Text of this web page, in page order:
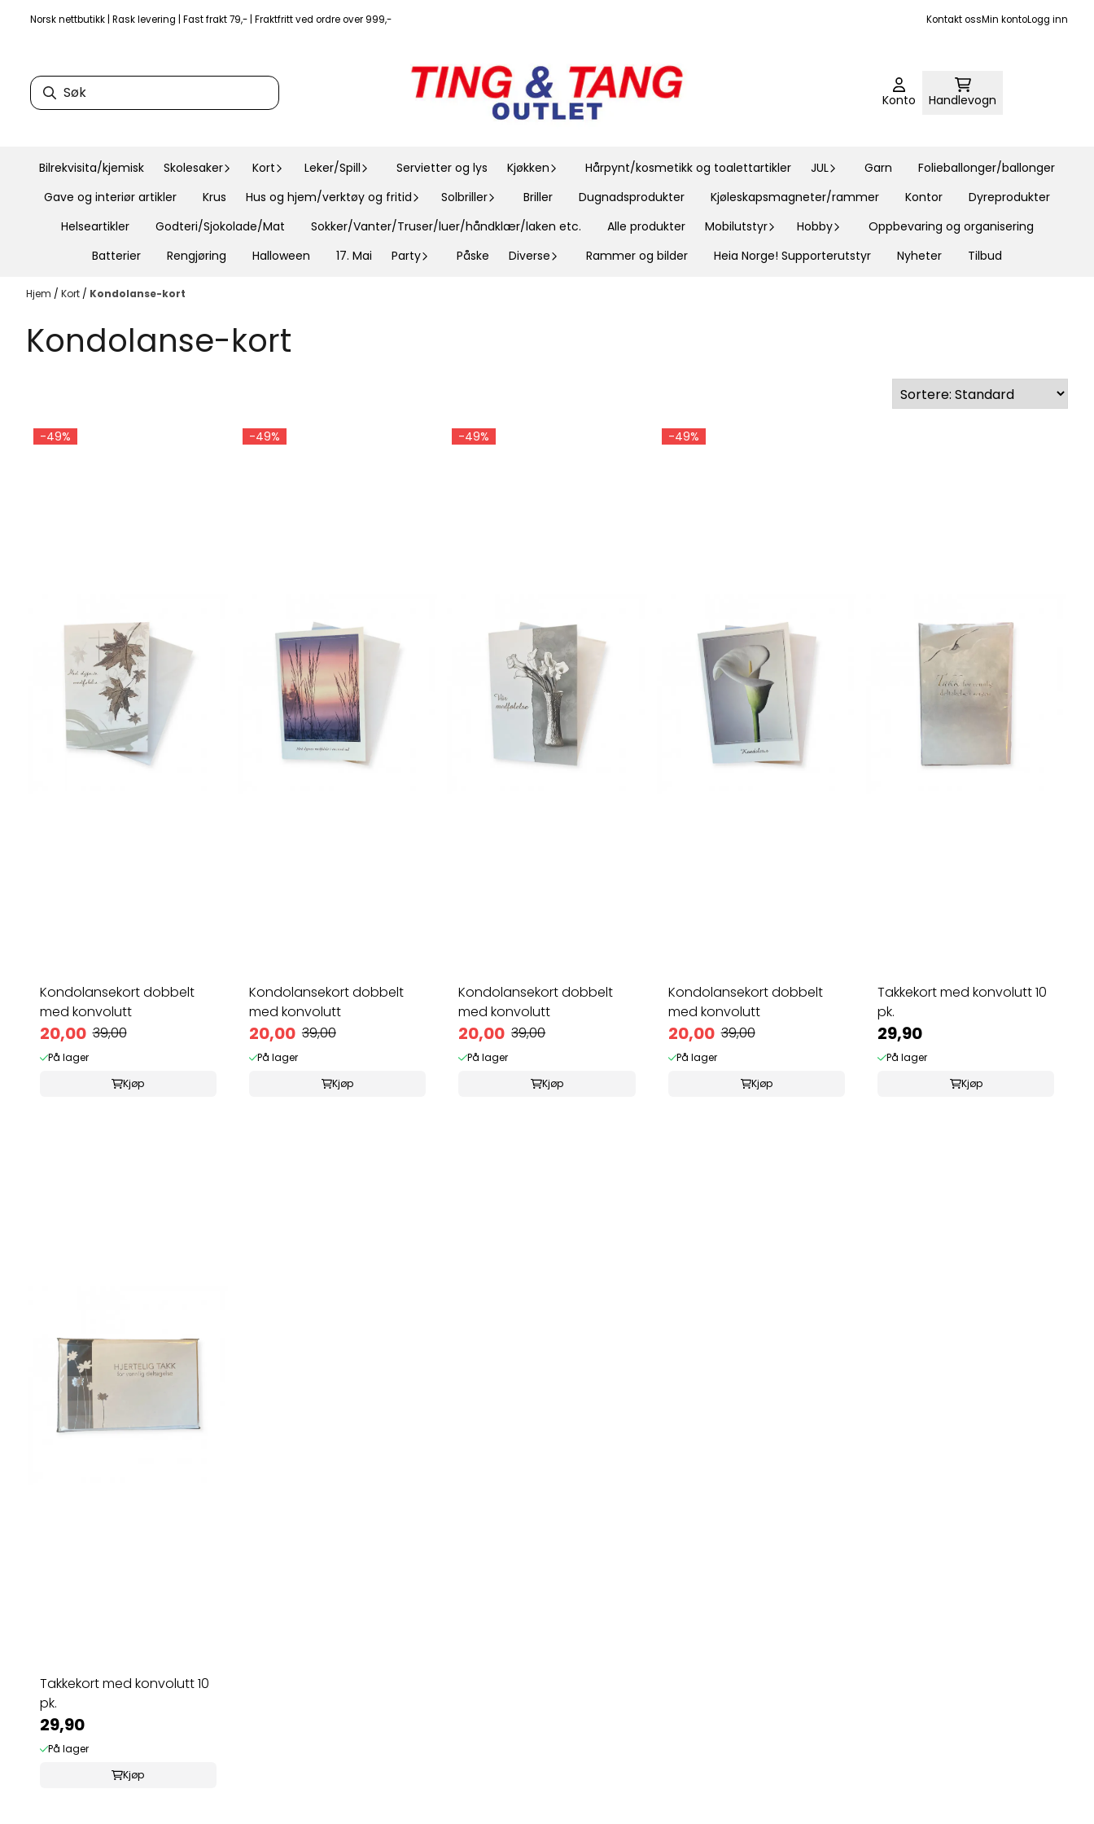
Hopp til innhold
Norsk nettbutikk | Rask levering | Fast frakt 79,- | Fraktfritt ved ordre over 999,- Kontakt ossMin kontoLogg inn
Konto Handlevogn
Bilrekvisita/kjemisk Skolesaker Kort Leker/Spill Servietter og lys Kjøkken Hårpynt/kosmetikk og toalettartikler JUL Garn
Folieballonger/ballonger
Gave og interiør artikler
Krus Hus og hjem/verktøy og fritid Solbriller Briller Dugnadsprodukter Kjøleskapsmagneter/rammer Kontor
Dyreprodukter
Helseartikler
Godteri/Sjokolade/Mat Sokker/Vanter/Truser/luer/håndklær/laken etc. Alle produkter Mobilutstyr Hobby
Oppbevaring og organisering
Batterier
Rengjøring Halloween 17. Mai Party Påske Diverse Rammer og bilder Heia Norge! Supporterutstyr Nyheter Tilbud
Hjem / Kort / Kondolanse-kort
Kondolanse-kort
-49%
Kondolansekort dobbelt
med konvolutt
20,00 39,00
På lager
Kjøp
-49%
Kondolansekort dobbelt
med konvolutt
20,00 39,00
På lager
Kjøp
-49%
Kondolansekort dobbelt
med konvolutt
20,00 39,00
På lager
Kjøp
-49%
Kondolansekort dobbelt
med konvolutt
20,00 39,00
På lager
Kjøp
Takkekort med konvolutt 10
pk.
29,90
På lager
Kjøp
Takkekort med konvolutt 10
pk.
29,90
På lager
Kjøp